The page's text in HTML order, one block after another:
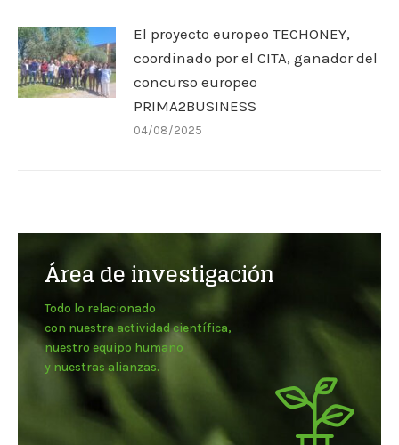
El proyecto europeo TECHONEY,
coordinado por el CITA, ganador del
concurso europeo
PRIMA2BUSINESS
04/08/2025
Área de investigación
Todo lo relacionado
con nuestra actividad científica,
nuestro equipo humano
y nuestras alianzas.